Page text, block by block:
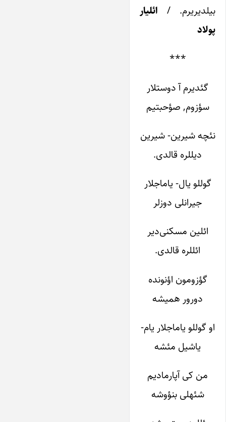
بیلدیریرم. / ائلیار
پولاد
***
گئدیرم آ دوستلار
سؤزوم, صؤحبتیم
نئچه شیرین- شیرین
دیللره قالدی.
گوللو یال- یاماجلار
جیرانلی دوزلر
ائلین مسکنی‌دیر
ائللره قالدی.
گؤزومون اؤنونده
دورور همیشه
او گوللو یاماجلار یام-
یاشیل مئشه
من کی آپارمادیم
شئهلی بنؤوشه